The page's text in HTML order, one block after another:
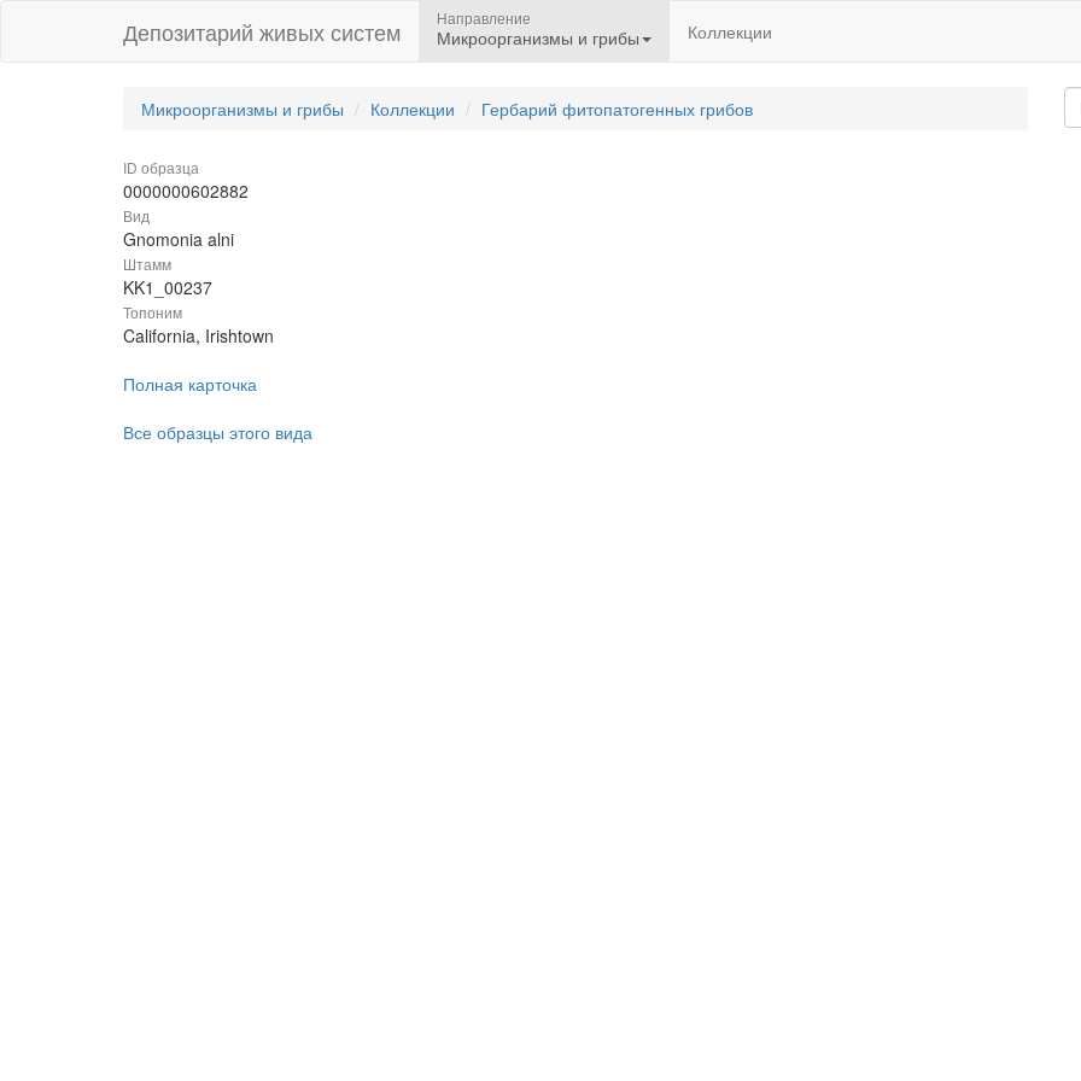
Депозитарий живых систем Направление
Микроорганизмы и грибы Коллекции
Микроорганизмы и грибы Коллекции Гербарий фитопатогенных грибов
ID образца
0000000602882
Вид
Gnomonia alni
Штамм
KK1_00237
Топоним
California, Irishtown
Полная карточка
Все образцы этого вида